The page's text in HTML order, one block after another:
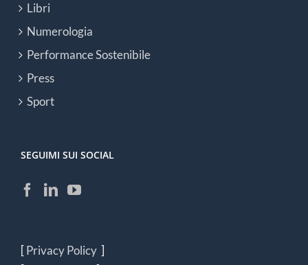
Libri
Numerologia
Performance Sostenibile
Press
Sport
SEGUIMI SUI SOCIAL
[Privacy Policy ]